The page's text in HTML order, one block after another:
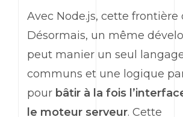
Avec Node.js, cette frontière
Désormais, un même
peut manier un seul
communs et une logique
pour bâtir à la fois
le moteur serveur. Cette